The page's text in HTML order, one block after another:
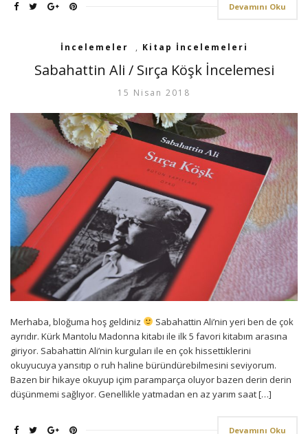
Devamını Oku
İncelemeler , Kitap İncelemeleri
Sabahattin Ali / Sırça Köşk İncelemesi
15 Nisan 2018
Merhaba, bloğuma hoş geldiniz
Sabahattin Ali’nin yeri ben de çok
ayrıdır. Kürk Mantolu Madonna kitabı ile ilk 5 favori kitabım arasına
giriyor. Sabahattin Ali’nin kurguları ile en çok hissettiklerini
okuyucuya yansıtıp o ruh haline büründürebilmesini seviyorum.
Bazen bir hikaye okuyup içim paramparça oluyor bazen derin derin
düşünmemi sağlıyor. Genellikle yatmadan en az yarım saat […]
Devamını Oku